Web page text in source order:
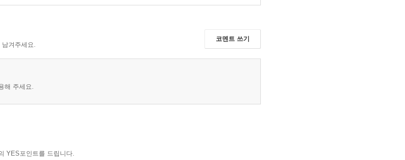
겨주세요.
코멘트 쓰기
해 주세요.
YES포인트를 드립니다.